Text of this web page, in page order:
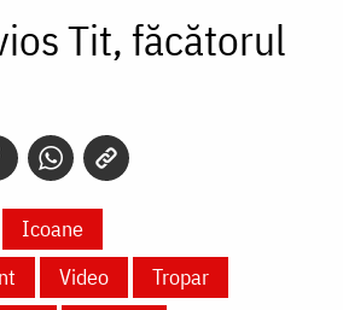
Tit, făcătorul
Icoane
Video
Tropar